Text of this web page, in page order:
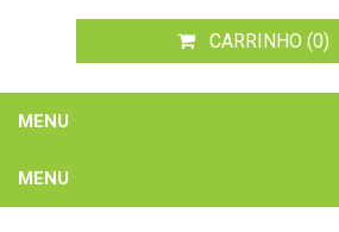
CARRINHO (0)
MENU
MENU